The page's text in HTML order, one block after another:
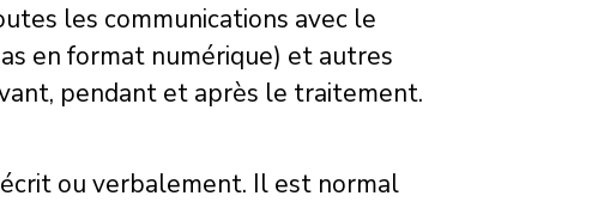
les communications avec le
en format numérique) et autres
pendant et après le traitement.
ou verbalement. Il est normal